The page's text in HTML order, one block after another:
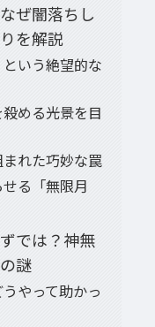
ぜ闇落ちし
を解説
いう絶望的な
める光景を目
れた巧妙な罠
る「無限月
では？神無
謎
うやって助かっ